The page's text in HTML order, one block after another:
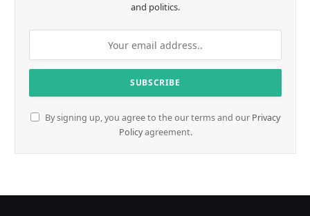
and politics.
By signing up, you agree to the our terms and our Privacy
Policyagreement.